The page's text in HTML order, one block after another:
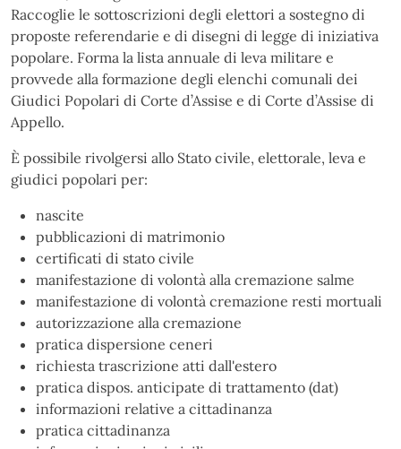
Raccoglie le sottoscrizioni degli elettori a sostegno di
proposte referendarie e di disegni di legge di iniziativa
popolare. Forma la lista annuale di leva militare e
provvede alla formazione degli elenchi comunali dei
Giudici Popolari di Corte d’Assise e di Corte d’Assise di
Appello.
È possibile rivolgersi allo Stato civile, elettorale, leva e
giudici popolari per:
nascite
pubblicazioni di matrimonio
certificati di stato civile
manifestazione di volontà alla cremazione salme
manifestazione di volontà cremazione resti mortuali
autorizzazione alla cremazione
pratica dispersione ceneri
richiesta trascrizione atti dall'estero
pratica dispos. anticipate di trattamento (dat)
informazioni relative a cittadinanza
pratica cittadinanza